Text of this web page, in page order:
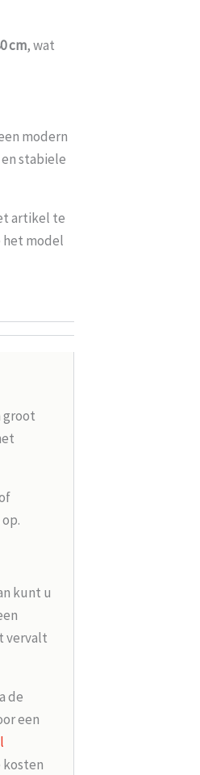
cm, wat
modern
stabiele
artikel te
het model
groot
kunt u
vervalt
de
een
kosten